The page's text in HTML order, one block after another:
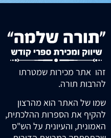
זהו אתר מכירות שמטרתו
להרבות תורה.
שמו של האתר הוא מהרצון
להקיף את הספרות ההלכתית,
האמונית, והעיונית על הש"ס